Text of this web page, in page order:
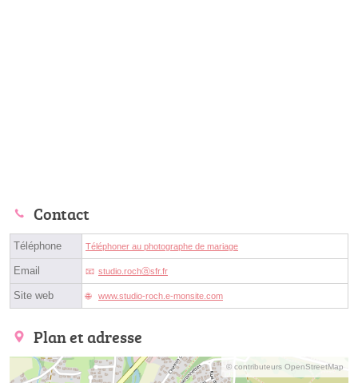
Contact
Téléphone Téléphoner au photographe de mariage
Email studio.rochⓐsfr.fr
Site web www.studio-roch.e-monsite.com
Plan et adresse
© contributeurs OpenStreetMap